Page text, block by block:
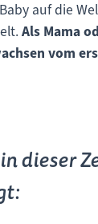
auf die
Als Mama
vom
dieser